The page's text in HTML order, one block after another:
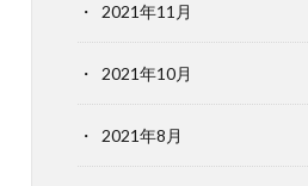
2021年11月
2021年10月
2021年8月